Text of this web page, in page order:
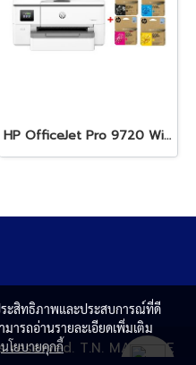
HP OfficeJet Pro 9720 Wide Format All-in-One + HP 938e BK/C/M/Y
T.N. MAGNATE
ระสิทธิภาพและประสบการณ์ที่ดี
ารถอ่านรายละเอียดเพิ่มเติม
นโยบายคุกกี้